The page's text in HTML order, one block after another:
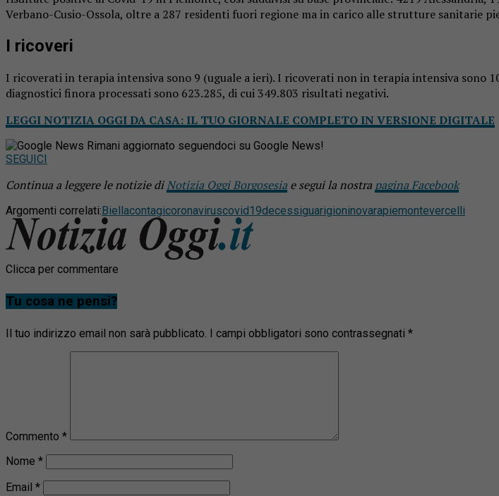
Verbano-Cusio-Ossola, oltre a 287 residenti fuori regione ma in carico alle strutture sanitarie
I ricoveri
I ricoverati in terapia intensiva sono 9 (uguale a ieri). I ricoverati non in terapia intensiva sono
diagnostici finora processati sono 623.285, di cui 349.803 risultati negativi.
LEGGI NOTIZIA OGGI DA CASA: IL TUO GIORNALE COMPLETO IN VERSIONE DIGITALE
Rimani aggiornato seguendoci su Google News!
SEGUICI
Continua a leggere le notizie diNotizia Oggi Borgosesia e segui la nostra pagina Facebook
Argomenti correlati: Biellacontagicoronaviruscovid19decessiguarigioninovarapiemontevercelli
Clicca per commentare
Tu cosa ne pensi?
Il tuo indirizzo email non sarà pubblicato. I campi obbligatori sono contrassegnati *
Commento *
Nome *
Email *